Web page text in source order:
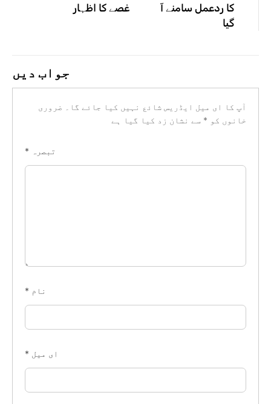
کا ردعمل سامنے آ
گیا
غصے کا اظہار
جواب دیں
آپ کا ای میل ایڈریس شائع نہیں کیا جائے گا۔
ضروری
خانوں کو * سے نشان زد کیا گیا ہے
تبصرہ *
نام *
ای میل *